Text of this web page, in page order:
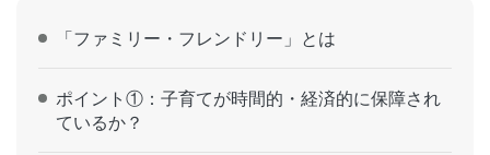
「ファミリー・フレンドリー」とは
ポイント①：子育てが時間的・経済的に保障され
ているか？